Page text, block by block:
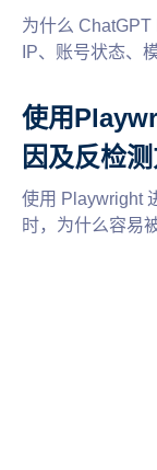
为什么
IP、账号状态、
智影响 AI 使用。
使用
因及反检
使用 Playwright
时，为什么容易